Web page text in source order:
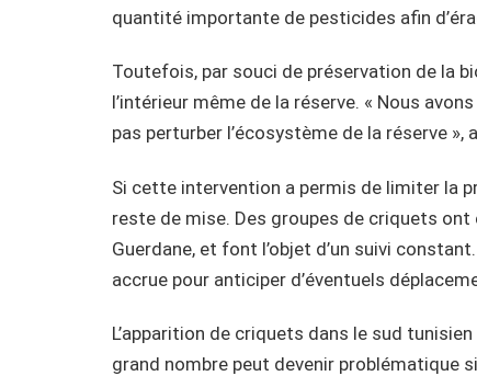
quantité importante de pesticides afin
Toutefois, par souci de préservation de la
l’intérieur même de la réserve. « Nous
pas perturber l’écosystème de la réserve »,
Si cette intervention a permis de limiter la
reste de mise. Des groupes de criquets ont
Guerdane, et font l’objet d’un suivi
accrue pour anticiper d’éventuels
L’apparition de criquets dans le sud
grand nombre peut devenir problématique